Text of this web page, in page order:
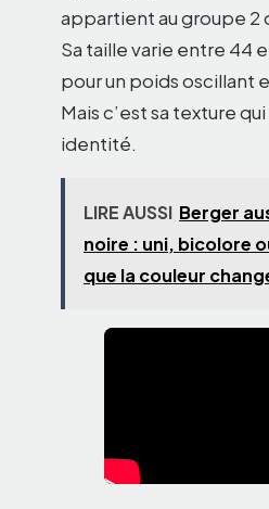
appartient au groupe 2
Sa taille varie entre 44
pour un poids oscillant
Mais c’est sa texture
identité.
LIRE AUSSI Berger
noire : uni, bicolore
que la couleur